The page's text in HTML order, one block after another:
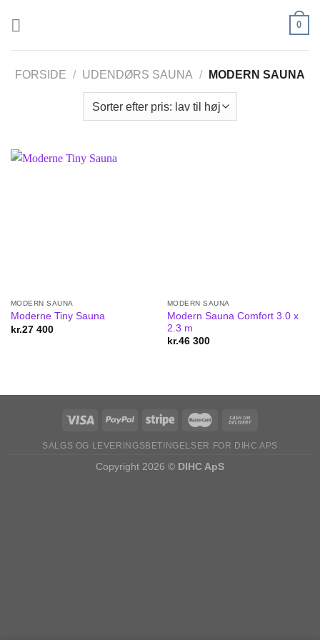
0
FORSIDE / UDENDØRS SAUNA / MODERN SAUNA
MODERN SAUNA
Moderne Tiny Sauna
kr.27 400
MODERN SAUNA
Modern Sauna Comfort 3.0 x
2.3 m
kr.46 300
SALGS OG LEVERINGSBETINGELSER FOR DIHC APS
Copyright 2026 © DIHC ApS